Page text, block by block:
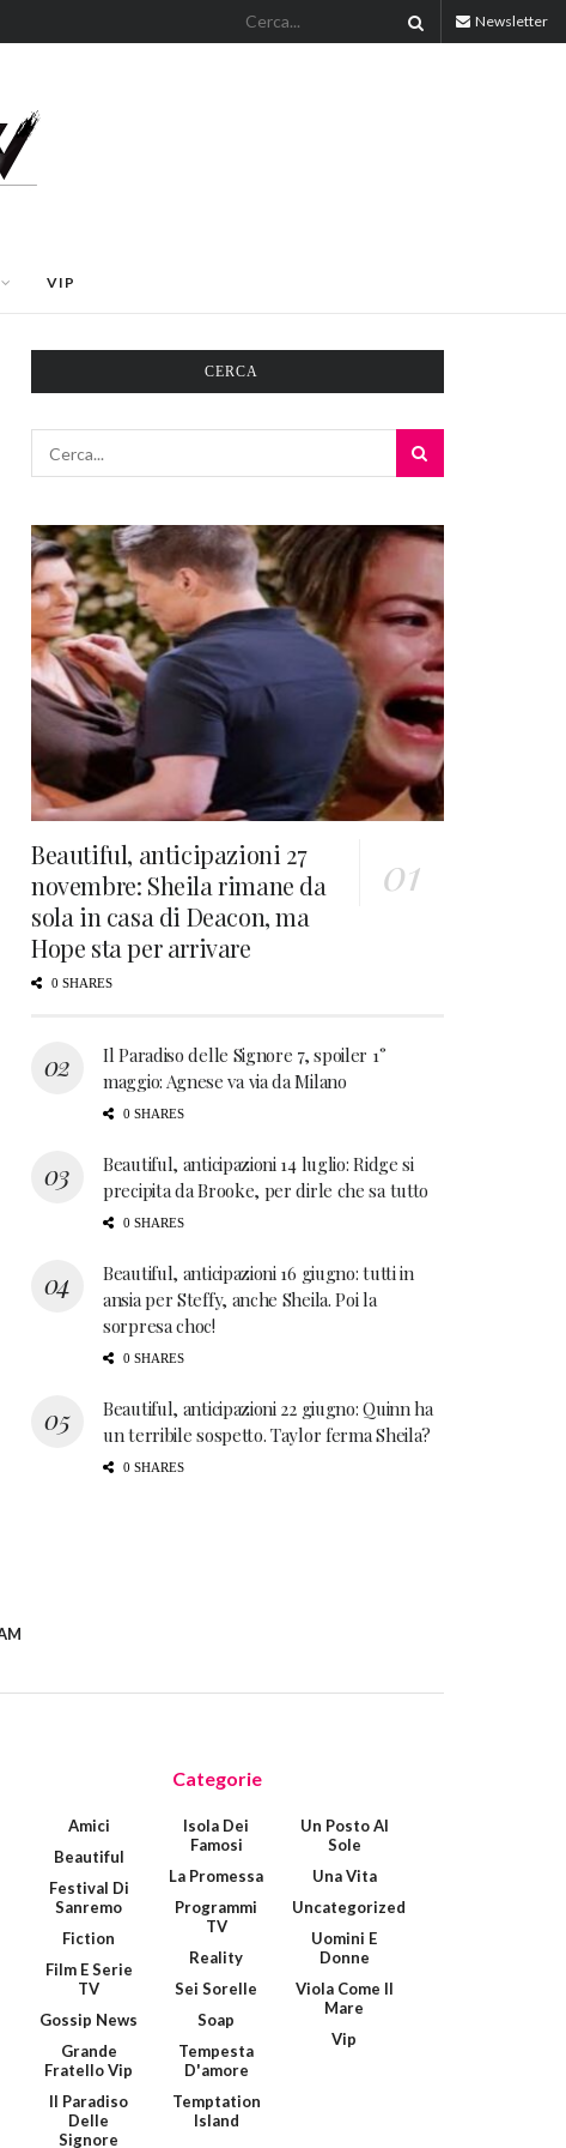
Newsletter
VIP
CERCA
Beautiful, anticipazioni 27
novembre: Sheila rimane da
sola in casa di Deacon, ma
Hope sta per arrivare
0 SHARES
Il Paradiso delle Signore 7, spoiler 1°
maggio: Agnese va via da Milano
0 SHARES
Beautiful, anticipazioni 14 luglio: Ridge si
precipita da Brooke, per dirle che sa tutto
0 SHARES
Beautiful, anticipazioni 16 giugno: tutti in
ansia per Steffy, anche Sheila. Poi la
sorpresa choc!
0 SHARES
Beautiful, anticipazioni 22 giugno: Quinn ha
un terribile sospetto. Taylor ferma Sheila?
0 SHARES
Categorie
Amici
Beautiful
Festival Di
Sanremo
Fiction
Film E Serie
TV
Gossip News
Grande
Fratello Vip
Il Paradiso
Delle
Signore
Isola Dei
Famosi
La Promessa
Programmi
TV
Reality
Sei Sorelle
Soap
Tempesta
D'amore
Temptation
Island
Un Posto Al
Sole
Una Vita
Uncategorized
Uomini E
Donne
Viola Come Il
Mare
Vip